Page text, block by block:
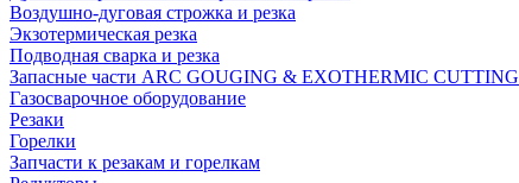
Воздушно-дуговая строжка и резка
Экзотермическая резка
Подводная сварка и резка
Запасные части ARC GOUGING & EXOTHERMIC CUTTING
Газосварочное оборудование
Резаки
Горелки
Запчасти к резакам и горелкам